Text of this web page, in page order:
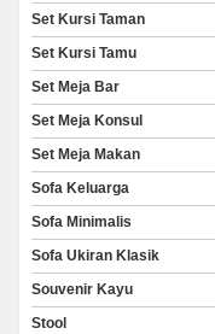
Set Kursi Taman
Set Kursi Tamu
Set Meja Bar
Set Meja Konsul
Set Meja Makan
Sofa Keluarga
Sofa Minimalis
Sofa Ukiran Klasik
Souvenir Kayu
Stool